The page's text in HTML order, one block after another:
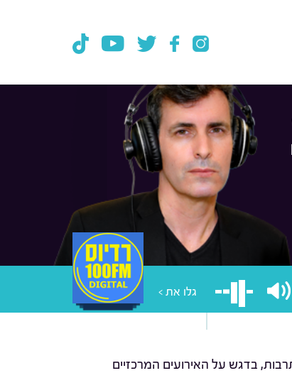
גלו את >
בדגש על האירועים המרכזיים